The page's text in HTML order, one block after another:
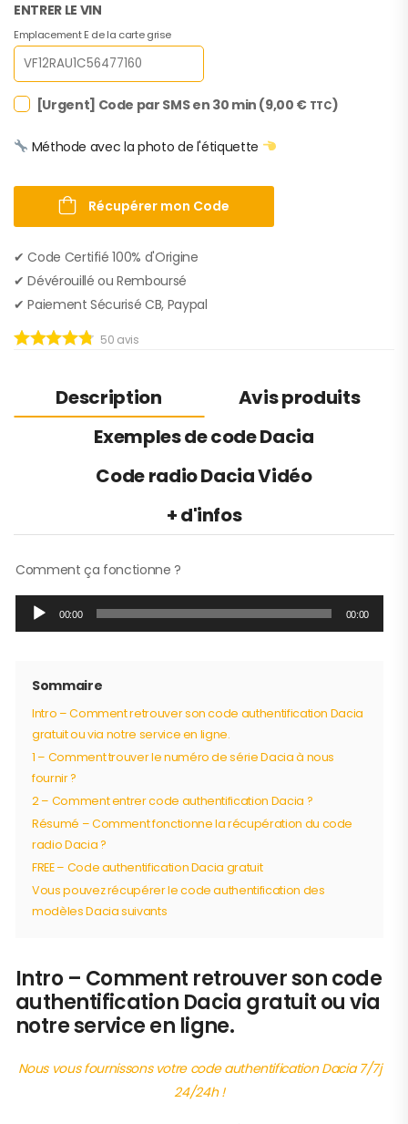
ENTRER LE VIN
Emplacement E de la carte grise
[Urgent] Code par SMS en 30 min (9,00 € TTC)
Méthode avec la photo de l'étiquette
Récupérer mon Code
✔︎ Code Certifié 100% d'Origine
✔︎ Dévérouillé ou Remboursé
✔︎ Paiement Sécurisé CB, Paypal
50 avis
Description
Avis produits
Exemples de code Dacia
Code radio Dacia Vidéo
+ d'infos
Comment ça fonctionne ?
Lecteur
audio
00:00 00:00
Sommaire
Intro – Comment retrouver son code authentification Dacia
gratuit ou via notre service en ligne.
1 – Comment trouver le numéro de série Dacia à nous
fournir ?
2 – Comment entrer code authentification Dacia ?
Résumé – Comment fonctionne la récupération du code
radio Dacia ?
FREE – Code authentification Dacia gratuit
Vous pouvez récupérer le code authentification des
modèles Dacia suivants
Intro – Comment retrouver son code
authentification Dacia gratuit ou via
notre service en ligne.
Nous vous fournissons votre code authentification Dacia 7/7j
24/24h !